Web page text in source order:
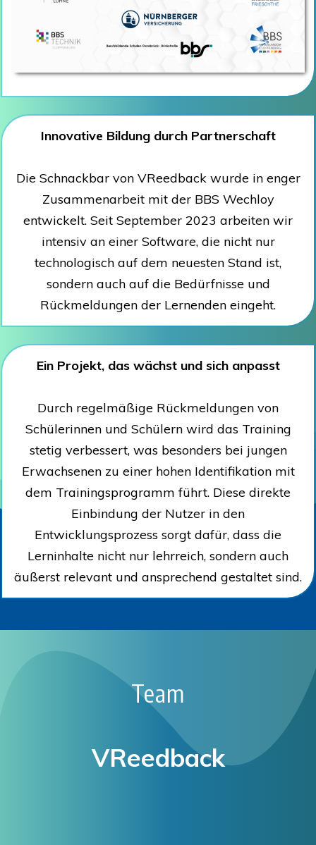
Innovative Bildung durch Partnerschaft
Die Schnackbar von VReedback wurde in enger
Zusammenarbeit mit der BBS Wechloy
entwickelt. Seit September 2023 arbeiten wir
intensiv an einer Software, die nicht nur
technologisch auf dem neuesten Stand ist,
sondern auch auf die Bedürfnisse und
Rückmeldungen der Lernenden eingeht.
Ein Projekt, das wächst und sich anpasst
Durch regelmäßige Rückmeldungen von
Schülerinnen und Schülern wird das Training
stetig verbessert, was besonders bei jungen
Erwachsenen zu einer hohen Identifikation mit
dem Trainingsprogramm führt. Diese direkte
Einbindung der Nutzer in den
Entwicklungsprozess sorgt dafür, dass die
Lerninhalte nicht nur lehrreich, sondern auch
äußerst relevant und ansprechend gestaltet sind.
Team
VReedback